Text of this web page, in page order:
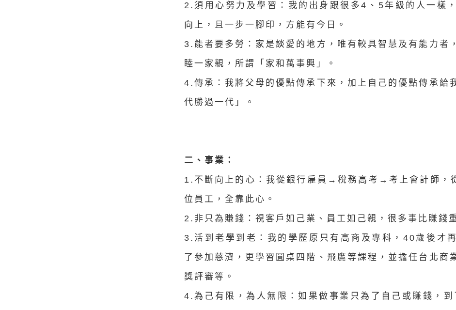
2.須用心努力及學習：我的出身跟很多4、5年級的人一樣
向上，且一步一腳印，方能有今日。
3.能者要多勞：家是談愛的地方，唯有較具智慧及有能力者
睦一家親，所謂「家和萬事興」。
4.傳承：我將父母的優點傳承下來，加上自己的優點傳承給
代勝過一代」。
二、事業：
1.不斷向上的心：我從銀行雇員→稅務高考→考上會計師，
位員工，全靠此心。
2.非只為賺錢：視客戶如己業、員工如己親，很多事比賺錢
3.活到老學到老：我的學歷原只有高商及專科，40歲後才
了參加慈濟，更學習圓桌四階、飛鷹等課程，並擔任台北商
獎評審等。
4.為己有限，為人無限：如果做事業只為了自己或賺錢，